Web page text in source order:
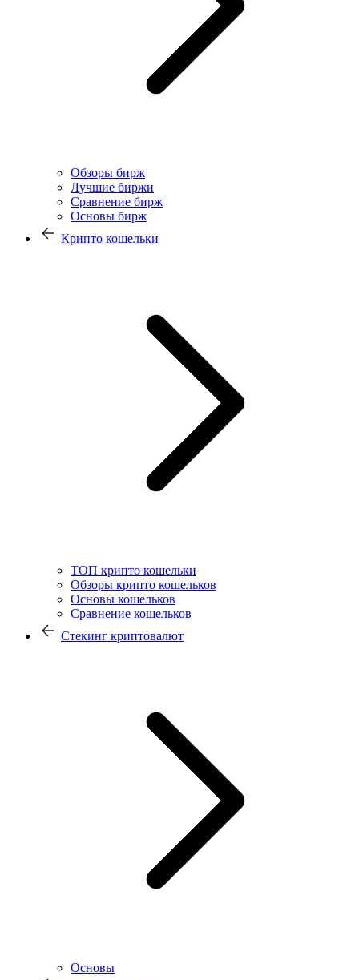
Обзоры бирж
Лучшие биржи
Сравнение бирж
Основы бирж
Крипто кошельки
ТОП крипто кошельки
Обзоры крипто кошельков
Основы кошельков
Сравнение кошельков
Стекинг криптовалют
Основы